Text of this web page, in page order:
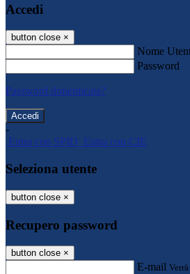
Accedi
button close ×
Nome
Password
Password dimenticata?
-
Entra con SPID Entra con CIE
Seleziona utente
button close ×
Recupero password
button close ×
E-mail